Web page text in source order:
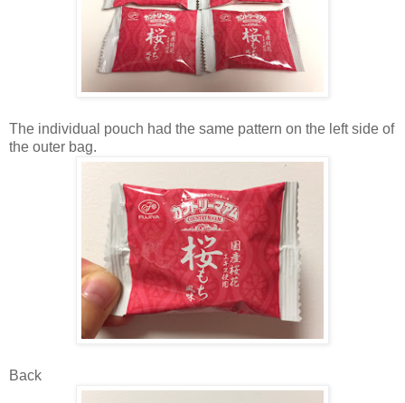
The individual pouch had the same pattern on the left side of
the outer bag.
Back